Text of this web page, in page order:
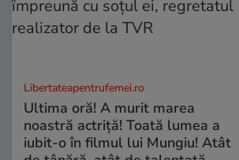
Libertateapentrufemei.ro
Ultima oră! A murit marea
noastră actriță! Toată lumea a
iubit-o în filmul lui Mungiu! Atât